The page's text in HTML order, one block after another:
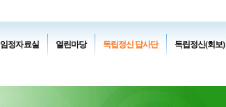
임정자료실 열린마당 독립정신 답사단 독립정신(회보)